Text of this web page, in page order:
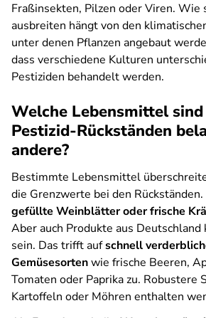
Fraßinsekten, Pilzen oder Viren. Wie
ausbreiten hängt von den
unter denen Pflanzen angebaut
dass verschiedene Kulturen
Pestiziden behandelt werden.
Welche Lebensmittel
Pestizid-Rückständen
andere?
Bestimmte Lebensmittel
die Grenzwerte bei den
gefüllte Weinblätter oder frische
Aber auch Produkte aus
sein. Das trifft aufschnell
Gemüsesortenwie frische Beeren,
Tomaten oder Paprika zu. Robustere
Kartoffeln oder Möhren enthalten